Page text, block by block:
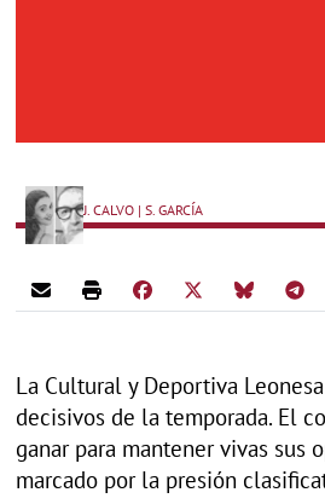
J. CALVO | S. GARCÍA
La Cultural y Deportiva
decisivos de la temporada. El
ganar para mantener vivas sus
marcado por la presión